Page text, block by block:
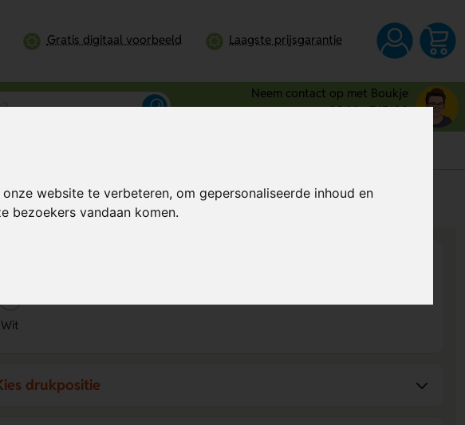
website te verbeteren, om gepersonaliseerde inhoud en
bezoekers vandaan komen.
Gratis digitaal voorbeeld Laagste prijsgarantie
Neem contact op met Boukje
0344 - 745109
mijn prijs Al vanaf€ 12,92 per stuk (excl. BTW)
Wit
drukpositie